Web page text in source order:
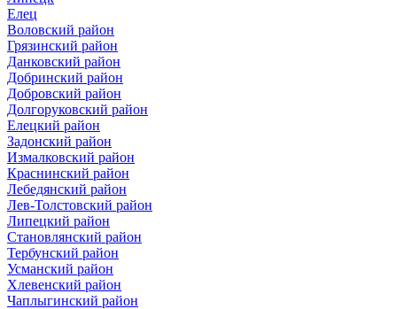
Елец
Воловский район
Грязинский район
Данковский район
Добринский район
Добровский район
Долгоруковский район
Елецкий район
Задонский район
Измалковский район
Краснинский район
Лебедянский район
Лев-Толстовский район
Липецкий район
Становлянский район
Тербунский район
Усманский район
Хлевенский район
Чаплыгинский район